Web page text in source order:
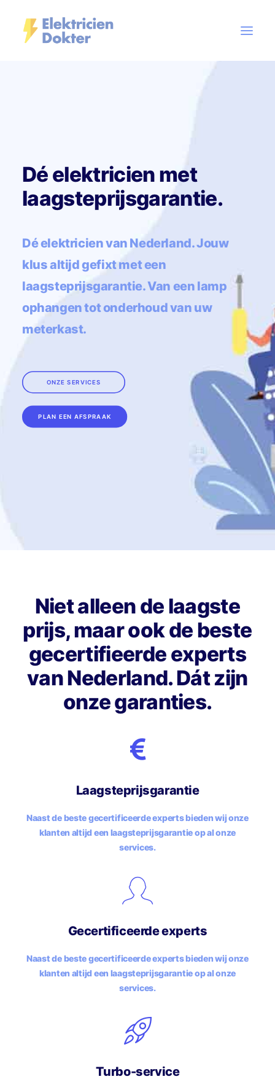
Contact
Dé elektricien met
laagsteprijsgarantie.
Dé elektricien van Nederland. Jouw
klus altijd gefixt met een
laagsteprijsgarantie. Van een lamp
ophangen tot onderhoud van uw
meterkast.
ONZE SERVICES
PLAN EEN AFSPRAAK
Niet alleen de laagste
prijs, maar ook de beste
gecertifieerde experts
van Nederland. Dát zijn
onze garanties.
Laagsteprijsgarantie
Naast de beste gecertificeerde experts bieden wij onze
klanten altijd een laagsteprijsgarantie op al onze
services.
Gecertificeerde experts
Naast de beste gecertificeerde experts bieden wij onze
klanten altijd een laagsteprijsgarantie op al onze
services.
Turbo-service